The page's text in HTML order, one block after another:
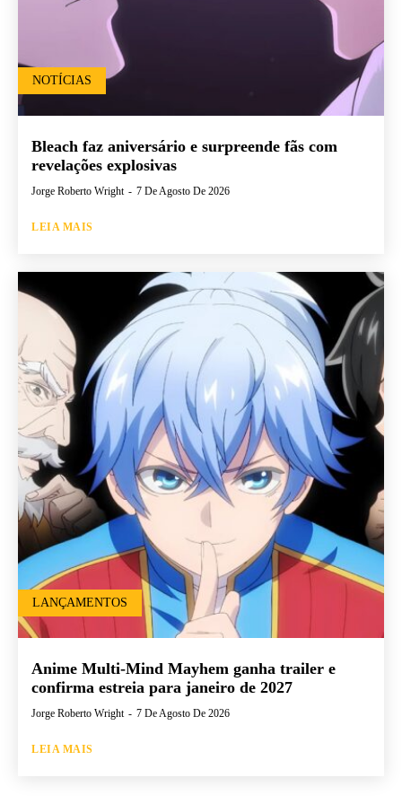
NOTÍCIAS
Bleach faz aniversário e surpreende fãs com
revelações explosivas
Jorge Roberto Wright - 7 De Agosto De 2026
LEIA MAIS
LANÇAMENTOS
Anime Multi-Mind Mayhem ganha trailer e
confirma estreia para janeiro de 2027
Jorge Roberto Wright - 7 De Agosto De 2026
LEIA MAIS